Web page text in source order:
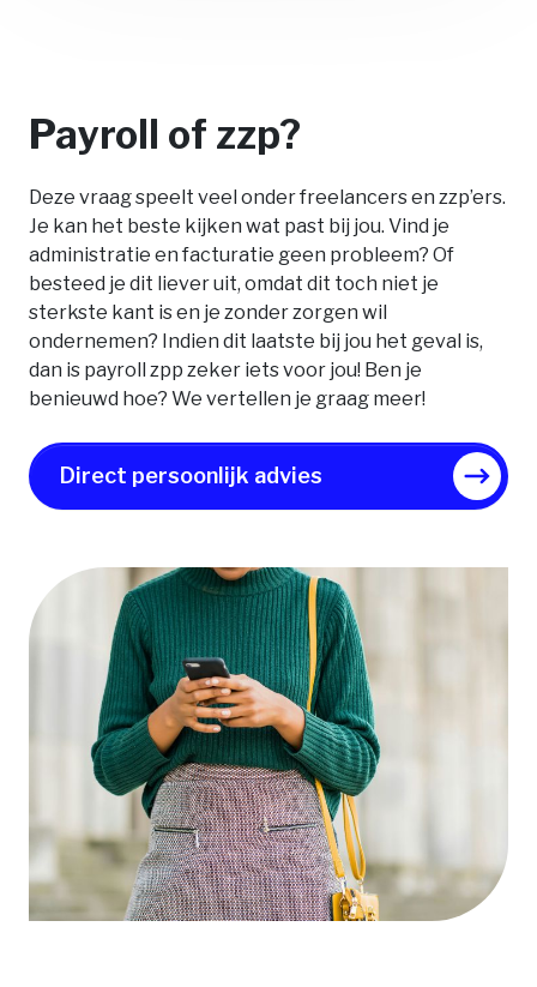
Payroll of zzp?
Deze vraag speelt veel onder freelancers en zzp’ers.
Je kan het beste kijken wat past bij jou. Vind je
administratie en facturatie geen probleem? Of
besteed je dit liever uit, omdat dit toch niet je
sterkste kant is en je zonder zorgen wil
ondernemen? Indien dit laatste bij jou het geval is,
dan is payroll zpp zeker iets voor jou! Ben je
benieuwd hoe? We vertellen je graag meer!
Direct persoonlijk advies